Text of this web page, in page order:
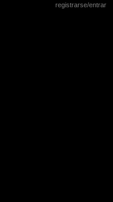
registrarse/entrar